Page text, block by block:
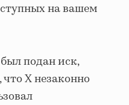
на вашем
подан иск,
X незаконно